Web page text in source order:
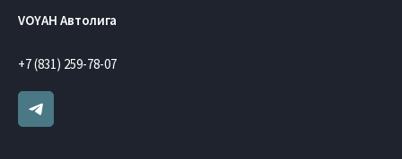
VOYAH Автолига
+7 (831) 259-78-07